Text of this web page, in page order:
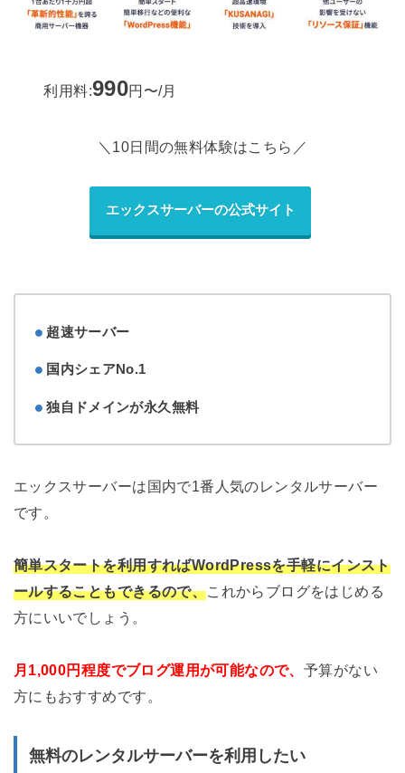
利用料:990円〜/月
＼10日間の無料体験はこちら／
エックスサーバーの公式サイト
超速サーバー
国内シェアNo.1
独自ドメインが永久無料
エックスサーバーは国内で1番人気のレンタルサーバー
です。
簡単スタートを利用すればWordPressを手軽にインスト
ールすることもできるので、これからブログをはじめる
方にいいでしょう。
月1,000円程度でブログ運用が可能なので、 予算がない
方にもおすすめです。
無料のレンタルサーバーを利用したい